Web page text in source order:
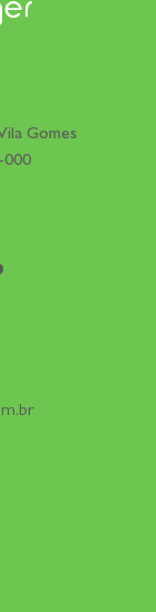
Gomes
000